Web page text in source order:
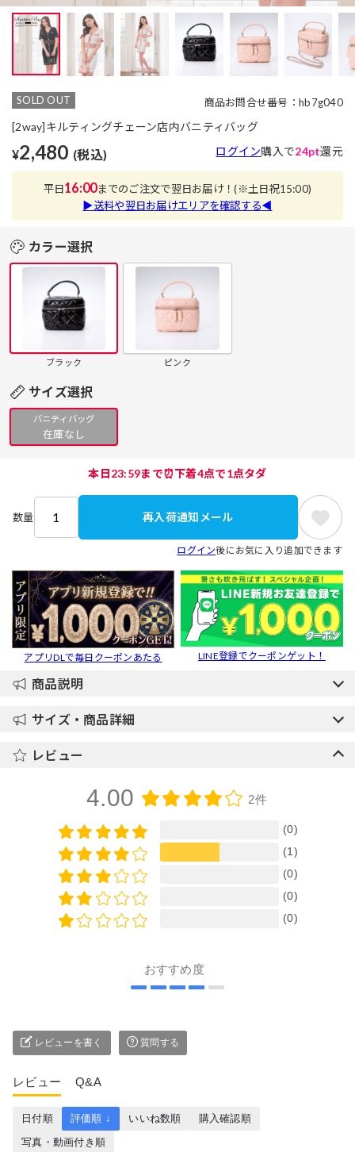
SOLD OUT 商品お問合せ番号：hb7g040
[2way]キルティングチェーン店内バニティバッグ
¥2,480 (税込) ログイン購入で24pt還元
平日16:00までのご注文で翌日お届け！(※土日祝15:00)
▶送料や翌日お届けエリアを確認する◀
カラー選択
ブラック ピンク
サイズ選択
バニティバッグ
在庫なし
本日23:59まで⏰下着4点で1点タダ
数量 再入荷通知メール
ログイン後にお気に入り追加できます
アプリDLで毎日クーポンあたる LINE登録でクーポンゲット！
商品説明
サイズ・商品詳細
レビュー
4.00 2件
(0)
(1)
(0)
(0)
(0)
おすすめ度
レビューを書く 質問する
レビュー Q&A
日付順 評価順 ↓ いいね数順
購入確認順
写真・動画付き順